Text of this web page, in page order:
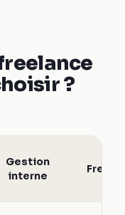
?
Gestion
interne